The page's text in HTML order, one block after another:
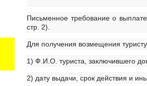
Письменное требование о
стр. 2).
Для получения возмещения
1) Ф.И.О. туриста, заключившего
2) дату выдачи, срок действия и